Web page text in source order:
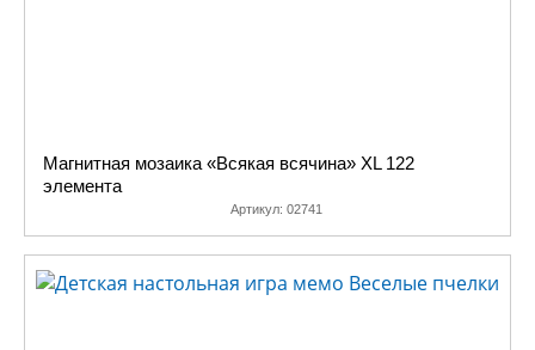
Магнитная мозаика «Всякая всячина» XL 122
элемента
Артикул: 02741